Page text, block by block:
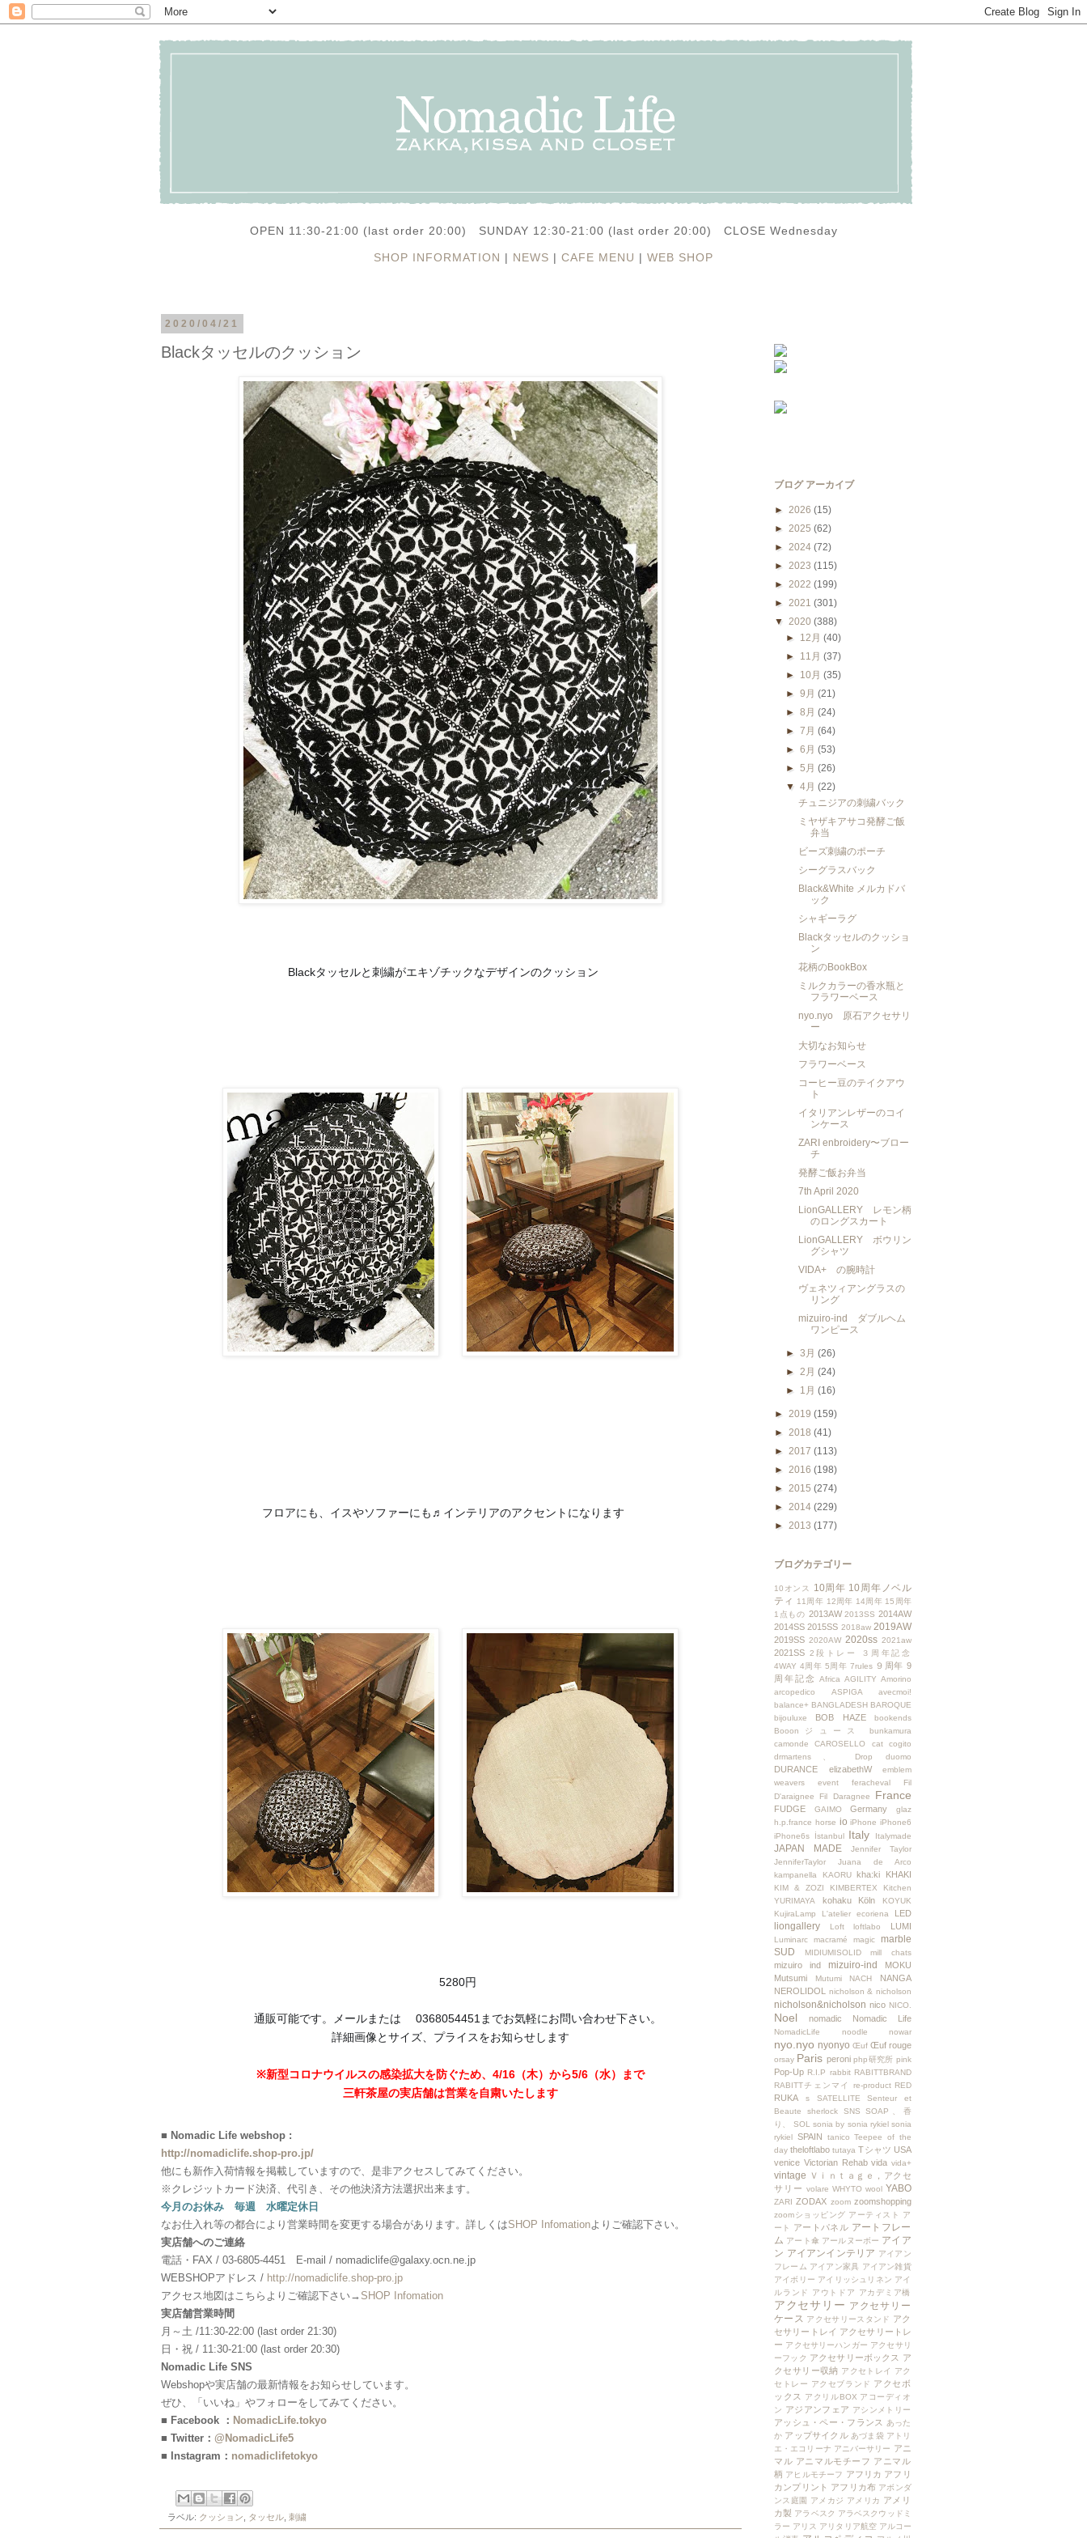
OPEN 11:30-21:00 (last order 20:00) SUNDAY 12:30-21:00 (last order 20:00) CLOSE Wednesday
SHOP INFORMATION | NEWS | CAFE MENU | WEB SHOP
2020/04/21
Blackタッセルのクッション
Blackタッセルと刺繍がエキゾチックなデザインのクッション
フロアにも、イスやソファーにも♬ インテリアのアクセントになります
5280円
通販可能です。メールまたは
0368054451までお気軽にお問い合わせ下さい。
詳細画像とサイズ、プライスをお知らせします
※新型コロナウイルスの感染拡大を防ぐため、4/16（木）から5/6（水）まで
三軒茶屋の実店舗は営業を自粛いたします
■ Nomadic Life webshop :
http://nomadiclife.shop-pro.jp/
他にも新作入荷情報を掲載していますので、是非アクセスしてみてください。
※クレジットカード決済、代引き、その他決済方法選択出来ます。
今月のお休み 毎週 水曜定休日
なお仕入れ等の都合により営業時間を変更する場合があります。詳しくはSHOP Infomationよりご確認下さい。
実店舗へのご連絡
電話・FAX / 03-6805-4451 E-mail / nomadiclife@galaxy.ocn.ne.jp
WEBSHOPアドレス / http://nomadiclife.shop-pro.jp
アクセス地図はこちらよりご確認下さい→ SHOP Infomation
実店舗営業時間
月～土 /11:30-22:00 (last order 21:30)
日・祝 / 11:30-21:00 (last order 20:30)
Nomadic Life SNS
Webshopや実店舗の最新情報をお知らせしています。
ぜひ、「いいね」やフォローをしてみてください。
■ Facebook ： NomadicLife.tokyo
■ Twitter： @NomadicLife5
■ Instagram： nomadiclifetokyo
ラベル: クッション タッセル 刺繍
ブログ アーカイブ
► 2026 (15)
► 2025 (62)
► 2024 (72)
► 2023 (115)
► 2022 (199)
► 2021 (301)
▼ 2020 (388)
► 12月(40)
► 11月(37)
► 10月(35)
►9月(21)
►8月(24)
►7月(64)
►6月(53)
►5月(26)
▼4月(22)
チュニジアの刺繍バック
ミヤザキアサコ発酵ご飯
弁当
ビーズ刺繍のポーチ
シーグラスバック
Black&White メルカドバ
ック
シャギーラグ
Blackタッセルのクッショ
ン
花柄のBookBox
ミルクカラーの香水瓶と
フラワーベース
nyo.nyo 原石アクセサリ
ー
大切なお知らせ
フラワーベース
コーヒー豆のテイクアウ
ト
イタリアンレザーのコイ
ンケース
ZARI enbroidery〜ブロー
チ
発酵ご飯お弁当
7th April 2020
LionGALLERY レモン柄
のロングスカート
LionGALLERY ボウリン
グシャツ
VIDA+ の腕時計
ヴェネツィアングラスの
リング
mizuiro-ind ダブルヘム
ワンピース
►3月(26)
►2月(24)
► 1月(16)
► 2019 (159)
► 2018 (41)
► 2017 (113)
► 2016 (198)
► 2015 (274)
► 2014 (229)
► 2013 (177)
ブログカテゴリー
10オンス 10周年 10周年ノベル
ティ
11周年 12周年 14周年 15周年
1点もの 2013AW 2013SS 2014AW
2014SS 2015SS 2018aw 2019AW
2019SS 2020AW 2020ss 2021aw
2021SS 2段トレー
３周年記念
4WAY 4周年 5周年 7rules ９周年 9
周年記念
Africa AGILITY Amorino
arcopedico
ASPIGA
avecmoi!
balance+ BANGLADESH BAROQUE
bijouluxe
BOB HAZE
bookends
Booonジュース
bunkamura
camonde
CAROSELLO cat
cogito
drmartens、
Drop duomo
DURANCE elizabethW
emblem
weavers
event feracheval
Fil
D'araignee
Fil Daragnee France
FUDGE GAIMO Germany
glaz
h.p.france horse io iPhone iPhone6
iPhone6s
İstanbul Italy Italymade
JAPAN MADE
Jennifer Taylor
JenniferTaylor
Juana de Arco
kampanella
KAORU kha:ki KHAKI
KIM & ZOZI KIMBERTEX
Kitchen
YURIMAYA
kohaku Köln
KOYUK
KujiraLamp
L'atelier ecoriena LED
liongallery Loft loftlabo LUMI
Luminarc macramé magic
marble
SUD
MIDIUMISOLID mill chats
mizuiro ind mizuiro-ind
MOKU
Mutsumi
Mutumi NACH
NANGA
NEROLIDOL
nicholson & nicholson
nicholson&nicholson nico NICO.
Noel nomadic Nomadic Life
NomadicLife noodle nowar
nyo.nyo nyonyo Œuf Œuf rouge
orsay Paris peroni php研究所 pink
Pop-Up R.I.P rabbit RABITTBRAND
RABITTチェンマイ
re-product RED
RUKA s SATELLITE
Senteur et
Beaute
sherlock SNS
SOAP、香
り、
SOL sonia by sonia rykiel sonia
rykiel SPAIN tanico Teepee of the
day theloftlabo tutaya Tシャツ USA
venice Victorian Rehab vida vida+
vintage Ｖｉｎｔａｇｅ，アクセ
サリー volare WHYTO wool YABO
ZARI ZODAX zoom zoomshopping
zoomショッピング アーティスト
ア
ート
アートパネル アートフレー
ム アート傘 アールヌーボー アイア
ン アイアンインテリア アイアン
フレーム アイアン家具 アイアン雑貨
アイボリー アイリッシュリネン アイ
ルランド
アウトドア アカデミア橋
アクセサリー アクセサリー
ケース アクセサリースタンド アク
セサリートレイ アクセサリートレ
ー アクセサリーハンガー アクセサリ
ーフック アクセサリーボックス ア
クセサリー収納 アクセトレイ
アク
セトレー アクセブランド アクセボ
ックス
アクリルBOX アコーディオ
ン アジアンフェア アシンメトリー
アッシュ・ペー・フランス
あった
か アップサイクル あづま袋 アトリ
エ・エコリーナ アニバーサリー アニ
マル アニマルモチーフ アニマル
柄 アヒルモチーフ アフリカ アフリ
カンプリント アフリカ布 アボンダ
ンス庭園
アメカジ アメリカ アメリ
カ製 アラベスク アラベスクウッドミ
ラー アリス アリタリア航空 アルコー